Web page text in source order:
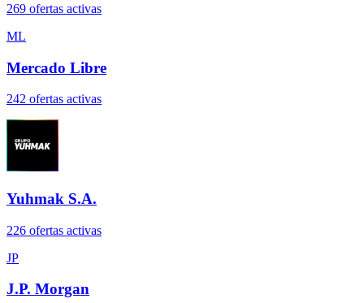
269 ofertas activas
ML
Mercado Libre
242 ofertas activas
Yuhmak S.A.
226 ofertas activas
JP
J.P. Morgan